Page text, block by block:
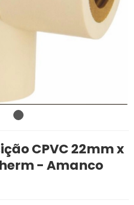
CPVC 22mm x
- Amanco